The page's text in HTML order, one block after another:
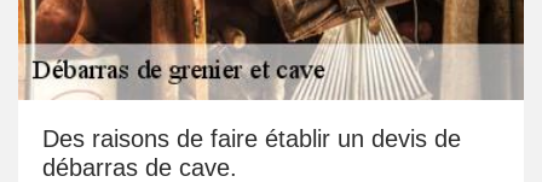
Des raisons de faire établir un devis de
débarras de cave.